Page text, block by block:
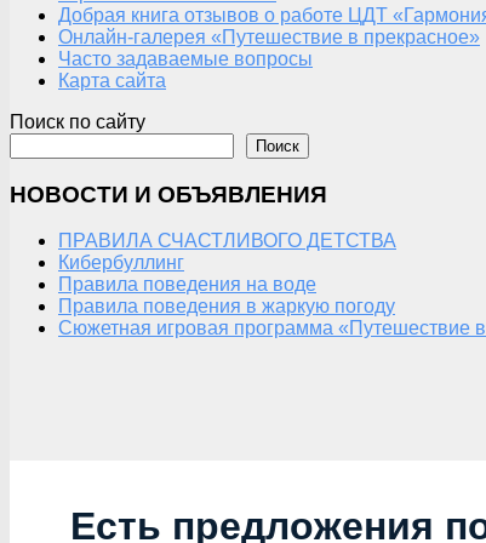
Добрая книга отзывов о работе ЦДТ
Онлайн-галерея «Путешествие в прекрасное»
Часто задаваемые вопросы
Карта сайта
Поиск по сайту
Поиск
НОВОСТИ И ОБЪЯВЛЕНИЯ
ПРАВИЛА СЧАСТЛИВОГО ДЕТСТВА
Кибербуллинг
Правила поведения на воде
Правила поведения в жаркую погоду
Сюжетная игровая программа «Путешествие
Есть предложения